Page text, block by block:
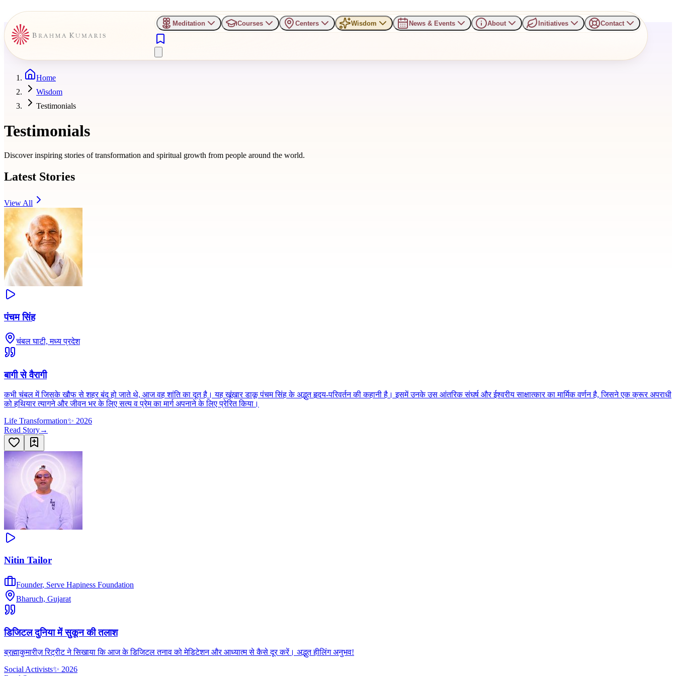
Meditation Courses Centers Wisdom News & Events About Initiatives Contact
Home
Wisdom
Testimonials
Testimonials
Discover inspiring stories of transformation and spiritual growth from people around the world.
Latest Stories
View All
पंचम सिंह
चंबल घाटी, मध्य प्रदेश
बागी से वैरागी
कभी चंबल में जिसके खौफ से शहर बंद हो जाते थे, आज वह शांति का दूत है। यह खूंखार डाकू पंचम सिंह के अद्भुत हृदय-परिवर्तन की कहानी है। इसमें उनके उस आंतरिक संघर्ष और ईश्वरीय साक्षात्कार का मार्मिक वर्णन है, जिसने एक क्रूर अपराधी
को हथियार त्यागने और जीवन भर के लिए सत्य व प्रेम का मार्ग अपनाने के लिए प्रेरित किया।
Life Transformation✨ 2026
Read Story→
Nitin Tailor
Founder, Serve Hapiness Foundation
Bharuch, Gujarat
डिजिटल दुनिया में सुकून की तलाश
ब्रह्माकुमारीज़ रिट्रीट ने सिखाया कि आज के डिजिटल तनाव को मेडिटेशन और आध्यात्म से कैसे दूर करें। अद्भुत हीलिंग अनुभव!
Social Activists✨ 2026